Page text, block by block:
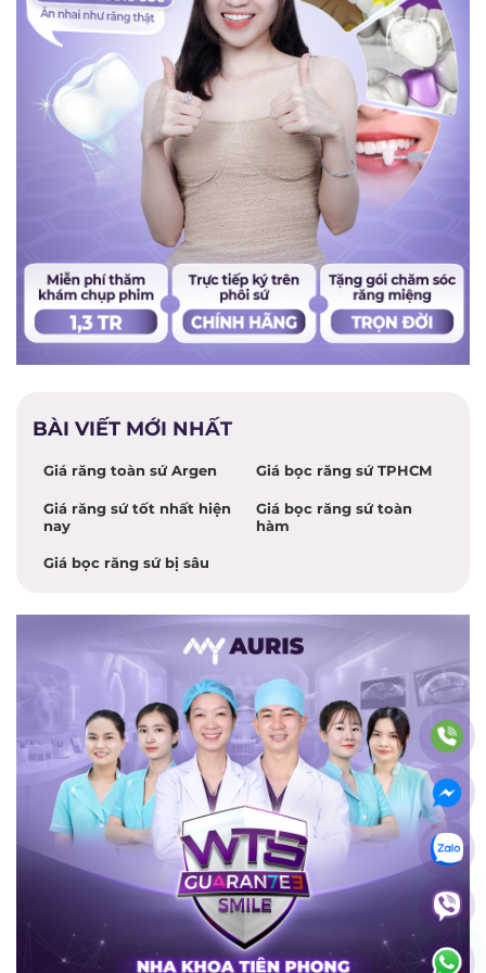
BÀI VIẾT MỚI NHẤT
Giá răng toàn sứ Argen Giá bọc răng sứ TPHCM
Giá răng sứ tốt nhất hiện
nay
Giá bọc răng sứ toàn
hàm
Giá bọc răng sứ bị sâu